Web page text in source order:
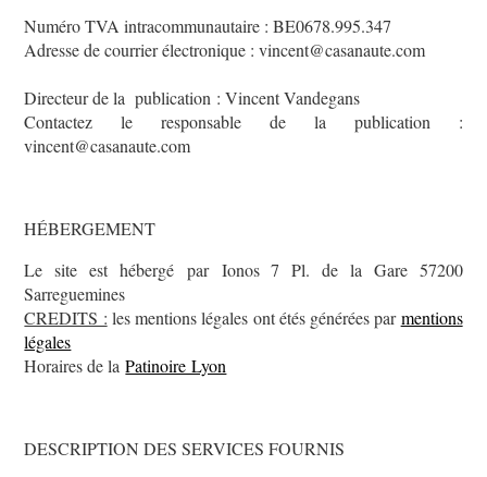
Numéro TVA intracommunautaire :BE0678.995.347
Adresse de courrier électronique :vincent@casanaute.com
Directeur de la publication :Vincent Vandegans
Contactez le responsable de la publication :
vincent@casanaute.com
HÉBERGEMENT
Le site est hébergé par Ionos 7 Pl. de la Gare 57200
Sarreguemines
CREDITS : les mentions légales ont étés générées parmentions
légales
Horaires de laPatinoire Lyon
DESCRIPTION DES SERVICES FOURNIS